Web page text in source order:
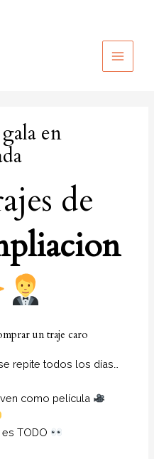
MAIN
en
de
un traje caro
repite todos los días…
como película
TODO